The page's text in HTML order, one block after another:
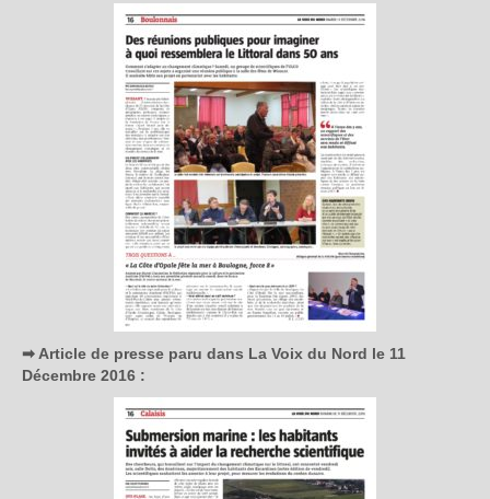
➡ Article de presse paru dans La Voix du Nord le 11
Décembre 2016 :